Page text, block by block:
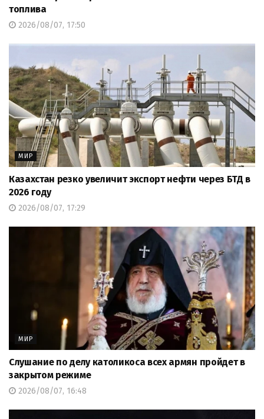
топлива
2026/08/07, 17:50
МИР
Казахстан резко увеличит экспорт нефти через БТД в
2026 году
2026/08/07, 17:29
МИР
Слушание по делу католикоса всех армян пройдет в
закрытом режиме
2026/08/07, 16:48